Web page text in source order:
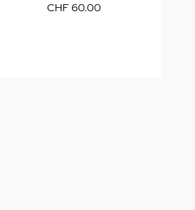
CHF 60.00